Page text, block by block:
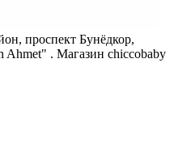
проспект Бунёдкор,
Ahmet" . Магазин chiccobaby